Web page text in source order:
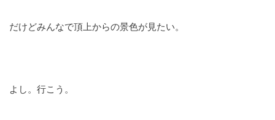
だけどみんなで頂上からの景色が見たい。
よし。行こう。